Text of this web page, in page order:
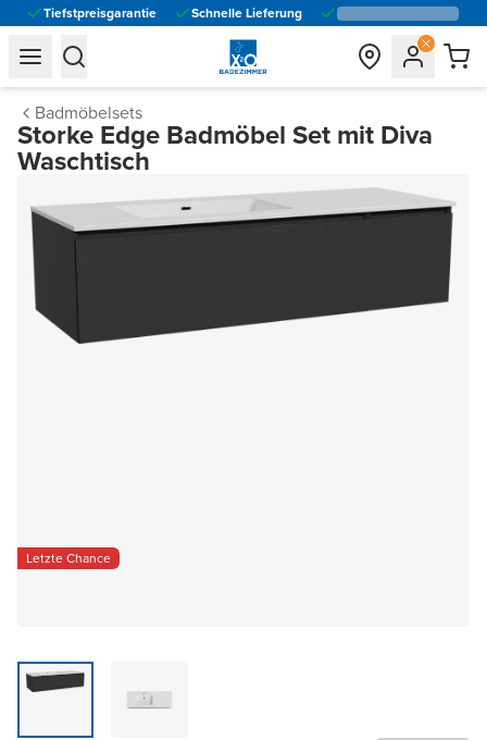
Tiefstpreisgarantie Schnelle Lieferung
general.navigation.toggle_menu.label
general.navigation.toggle_menu.label
Badmöbelsets
Storke Edge Badmöbel Set mit Diva
Waschtisch
Letzte Chance